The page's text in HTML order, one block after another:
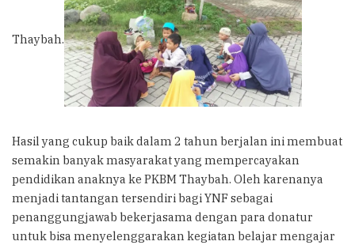
Thaybah.
Hasil yang cukup baik dalam 2 tahun berjalan ini membuat
semakin banyak masyarakat yang mempercayakan
pendidikan anaknya ke PKBM Thaybah. Oleh karenanya
menjadi tantangan tersendiri bagi YNF sebagai
penanggungjawab bekerjasama dengan para donatur
untuk bisa menyelenggarakan kegiatan belajar mengajar